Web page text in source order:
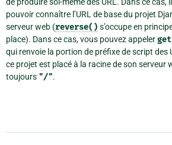
de produire soi-même des URL. Dans ce cas,
pouvoir connaître l’URL de base du projet
serveur web (reverse() s’occupe en
place). Dans ce cas, vous pouvez appeler
qui renvoie la portion de préfixe de script des
ce projet est placé à la racine de son serveur
toujours "/".